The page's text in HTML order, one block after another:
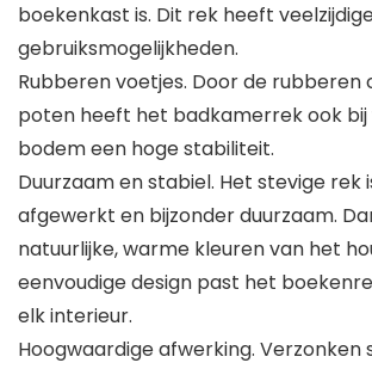
boekenkast is. Dit rek heeft
gebruiksmogelijkheden.
Rubberen voetjes. Door de rubberen
poten heeft het badkamerrek ook
bodem een hoge stabiliteit.
Duurzaam en stabiel. Het stevige rek
afgewerkt en bijzonder duurzaam.
natuurlijke, warme kleuren van het
eenvoudige design past het
elk interieur.
Hoogwaardige afwerking.